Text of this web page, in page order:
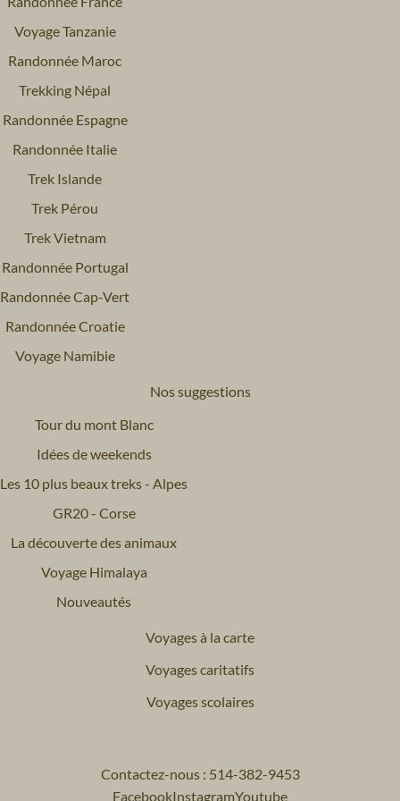
Voyage Tanzanie
Randonnée Maroc
Trekking Népal
Randonnée Espagne
Randonnée Italie
Trek Islande
Trek Pérou
Trek Vietnam
Randonnée Portugal
Randonnée Cap-Vert
Randonnée Croatie
Voyage Namibie
Nos suggestions
Tour du mont Blanc
Idées de weekends
Les 10 plus beaux treks - Alpes
GR20 - Corse
La découverte des animaux
Voyage Himalaya
Nouveautés
Voyages à la carte
Voyages caritatifs
Voyages scolaires
Contactez-nous : 514-382-9453
FacebookInstagramYoutube